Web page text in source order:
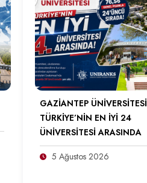
GAZİANTEP ÜNİVERSİTESİ
TÜRKİYE’NİN EN İYİ 24
ÜNİVERSİTESİ ARASINDA
5 Ağustos 2026